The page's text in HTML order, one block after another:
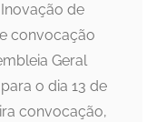
de
convocação
Geral
o dia 13 de
convocação,